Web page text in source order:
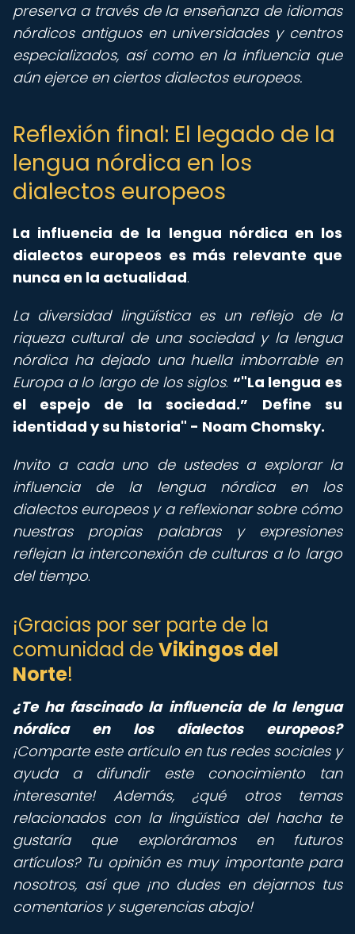
preserva a través de la enseñanza de idiomas
nórdicos antiguos en universidades y centros
especializados, así como en la influencia que
aún ejerce en ciertos dialectos europeos.
Reflexión final: El legado de la
lengua nórdica en los
dialectos europeos
La influencia de la lengua nórdica en los
dialectos europeos es más relevante que
nunca en la actualidad.
La diversidad lingüística es un reflejo de la
riqueza cultural de una sociedad y la lengua
nórdica ha dejado una huella imborrable en
Europa a lo largo de los siglos.
"La lengua es
el espejo de la sociedad.
Define su
identidad y su historia" - Noam Chomsky.
Invito a cada uno de ustedes a explorar la
influencia de la lengua nórdica en los
dialectos europeos y a reflexionar sobre cómo
nuestras propias palabras y expresiones
reflejan la interconexión de culturas a lo largo
del tiempo.
¡Gracias por ser parte de la
comunidad de Vikingos del
Norte!
¿Te ha fascinado la influencia de la lengua
nórdica en los dialectos europeos?
¡Comparte este artículo en tus redes sociales y
ayuda a difundir este conocimiento tan
interesante! Además, ¿qué otros temas
relacionados con la lingüística del hacha te
gustaría que exploráramos en futuros
artículos? Tu opinión es muy importante para
nosotros, así que ¡no dudes en dejarnos tus
comentarios y sugerencias abajo!